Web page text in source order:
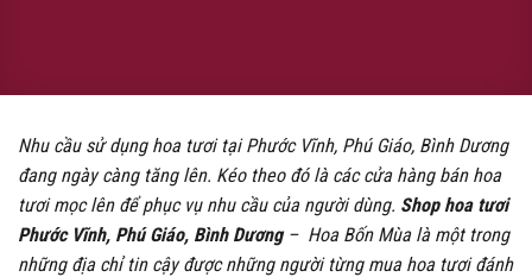
Nhu cầu sử dụng hoa tươi tại Phước Vĩnh, Phú Giáo, Bình Dương
đang ngày càng tăng lên. Kéo theo đó là các cửa hàng bán hoa
tươi mọc lên để phục vụ nhu cầu của người dùng. Shop hoa tươi
Phước Vĩnh, Phú Giáo, Bình Dương– Hoa Bốn Mùa là một trong
những địa chỉ tin cậy được những người từng mua hoa tươi đánh